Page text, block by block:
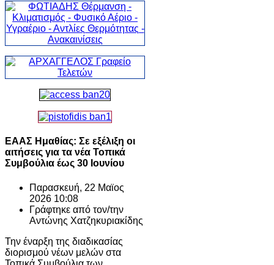
ΕΑΑΣ Ημαθίας: Σε εξέλιξη οι
αιτήσεις για τα νέα Τοπικά
Συμβούλια έως 30 Ιουνίου
Παρασκευή, 22 Μαϊος
2026 10:08
Γράφτηκε από τον/την
Αντώνης Χατζηκυριακίδης
Την έναρξη της διαδικασίας
διορισμού νέων μελών στα